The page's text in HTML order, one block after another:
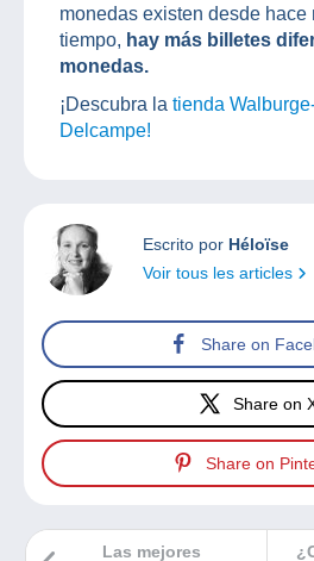
monedas existen desde hace
tiempo, hay más billetes
monedas.
¡Descubra la tienda
Delcampe!
Escrito por Héloïse
Voir tous les articles
Share on
Share on
Share on
Las mejores